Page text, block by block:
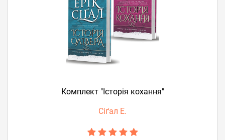
Комплект "Історія кохання"
Сіґал Е.